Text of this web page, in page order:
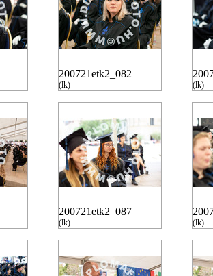
200721etk2_082
(lk) (lk)
200721etk2_087
(lk) (lk)